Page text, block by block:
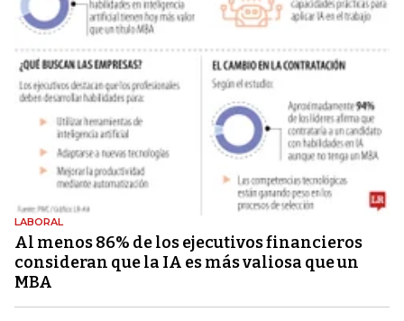
LABORAL
Al menos 86% de los ejecutivos financieros
consideran que la IA es más valiosa que un
MBA